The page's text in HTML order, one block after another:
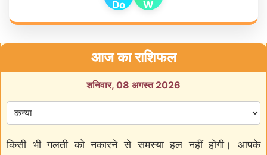
आज का राशिफल
शनिवार, 08 अगस्त 2026
किसी भी गलती को नकारने से समस्या हल नहीं होगी। आपके